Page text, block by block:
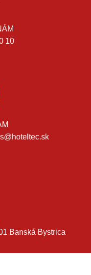
10
Banská Bystrica